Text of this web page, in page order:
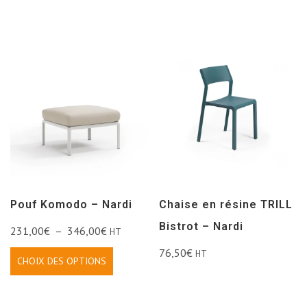
Pouf Komodo – Nardi
231,00€ – 346,00€ HT
CHOIX DES OPTIONS
Chaise en résine TRILL
Bistrot – Nardi
76,50€ HT